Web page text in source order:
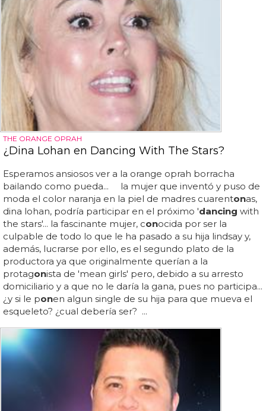
THE ORANGE OPRAH
¿Dina Lohan en Dancing With The Stars?
Esperamos ansiosos ver a la orange oprah borracha
bailando como pueda... la mujer que inventó y puso de
moda el color naranja en la piel de madres cuarentonas,
dina lohan, podría participar en el próximo 'dancing with
the stars'... la fascinante mujer, conocida por ser la
culpable de todo lo que le ha pasado a su hija lindsay y,
además, lucrarse por ello, es el segundo plato de la
productora ya que originalmente querían a la
protagonista de 'mean girls' pero, debido a su arresto
domiciliario y a que no le daría la gana, pues no participa...
¿y si le ponen algun single de su hija para que mueva el
esqueleto? ¿cual debería ser? ...